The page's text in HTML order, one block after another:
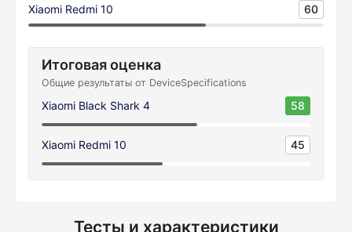
Xiaomi Redmi 10 60
Итоговая оценка
Общие результаты от DeviceSpecifications
Xiaomi Black Shark 4 58
Xiaomi Redmi 10 45
Тесты и характеристики